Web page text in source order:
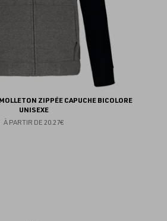
ZIPPÉE CAPUCHE BICOLORE
UNISEXE
À PARTIR DE 20.27€